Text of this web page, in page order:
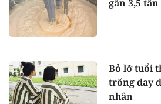
gần 3,5
Bỏ lỡ tuổi
trống day
nhân